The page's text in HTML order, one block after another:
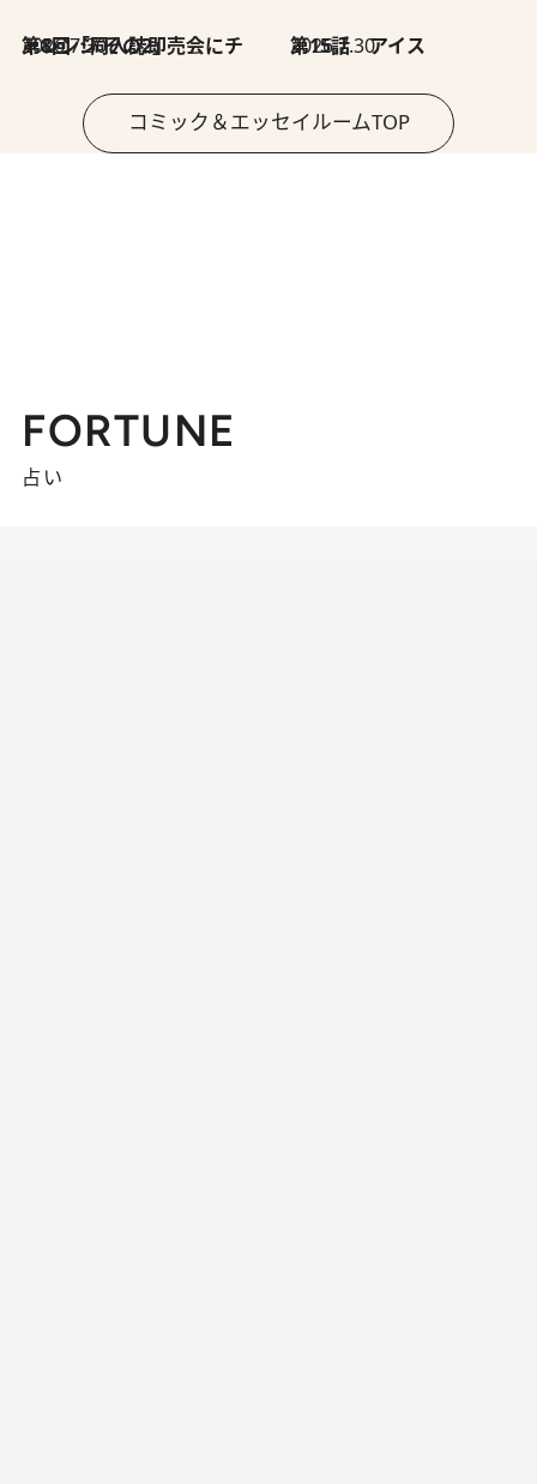
2026.7.30
第8回「同人誌即売会にチャレンジ その2」 2026.7.30
第15話 アイス
コミック＆エッセイルームTOP
FORTUNE
占い